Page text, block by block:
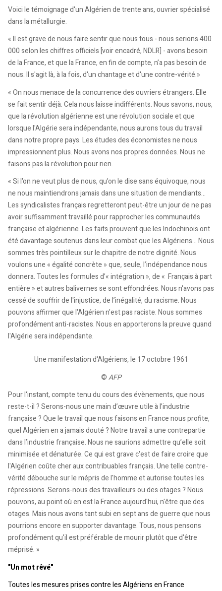
Voici le témoignage d'un Algérien de trente ans, ouvrier spécialisé
dans la métallurgie.
« Il est grave de nous faire sentir que nous tous - nous serions 400
000 selon les chiffres officiels [voir encadré, NDLR] - avons besoin
de la France, et que la France, en fin de compte, n’a pas besoin de
nous. Il s'agit là, à la fois, d'un chantage et d'une contre-vérité.»
« On nous menace de la concurrence des ouvriers étrangers. Elle
se fait sentir déjà. Cela nous laisse indifférents. Nous savons, nous,
que la révolution algérienne est une révolution sociale et que
lorsque l'Algérie sera indépendante, nous aurons tous du travail
dans notre propre pays. Les études des économistes ne nous
impressionnent plus. Nous avons nos propres données. Nous ne
faisons pas la révolution pour rien.
« Si l'on ne veut plus de nous, qu’on le dise sans équivoque, nous
ne nous maintiendrons jamais dans une situation de mendiants…
Les syndicalistes français regretteront peut-être un jour de ne pas
avoir suffisamment travaillé pour rapprocher les communautés
française et algérienne. Les faits prouvent que les Indochinois ont
été davantage soutenus dans leur combat que les Algériens... Nous
sommes très pointilleux sur le chapitre de notre dignité. Nous
voulons une « égalité concrète » que, seule, l’indépendance nous
donnera. Toutes les formules d’« intégration », de « Français à part
entière » et autres balivernes se sont effondrées. Nous n'avons pas
cessé de souffrir de l'injustice, de l’inégalité, du racisme. Nous
pouvons affirmer que l'Algérien n'est pas raciste. Nous sommes
profondément anti-racistes. Nous en apporterons la preuve quand
l'Algérie sera indépendante.
Une manifestation d'Algériens, le 17 octobre 1961
©AFP
Pour l'instant, compte tenu du cours des évènements, que nous
reste-t-il ? Serons-nous une main d’œuvre utile à l’industrie
française ? Que le travail que nous faisons en France nous profite,
quel Algérien en a jamais douté ? Notre travail a une contrepartie
dans l’industrie française. Nous ne saurions admettre qu’elle soit
minimisée et dénaturée. Ce qui est grave c'est de faire croire que
l'Algérien coûte cher aux contribuables français. Une telle contre-
vérité débouche sur le mépris de l'homme et autorise toutes les
répressions. Serons-nous des travailleurs ou des otages ? Nous
pouvons, au point où en est la France aujourd'hui, n'être que des
otages. Mais nous avons tant subi en sept ans de guerre que nous
pourrions encore en supporter davantage. Tous, nous pensons
profondément qu'il est préférable de mourir plutôt que d'être
méprisé. »
"Un mot rêvé"
Toutes les mesures prises contre les Algériens en France